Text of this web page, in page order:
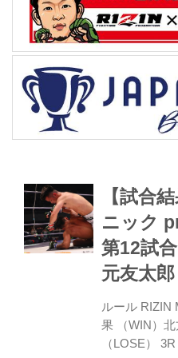
【試合
ニック
第12試
元友太郎
ルール RIZIN
果 （WIN）
（LOSE）